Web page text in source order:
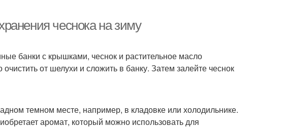
чеснока на зиму
банки с крышками, чеснок и растительное масло
от шелухи и сложить в банку. Затем залейте чеснок
темном месте, например, в кладовке или холодильнике.
аромат, который можно использовать для